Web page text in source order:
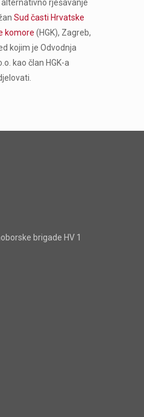
alternativno rješavanje
Sud časti Hrvatske
komore (HGK), Zagreb,
kojim je Odvodnja
kao član HGK-a
brigade HV 1